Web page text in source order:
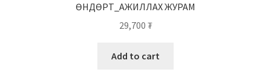
ӨНДӨРТ_АЖИЛЛАХ ЖУРАМ
29,700 ₮
Add to cart